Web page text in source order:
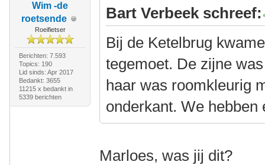
Wim -de
roetsende
Roeifietser
Berichten: 7.593
Topics: 190
Lid sinds: Apr 2017
Bedankt: 3655
11215 x bedankt in
5339 berichten
Bart Verbeek schreef:
Bij de Ketelbrug
tegemoet. De zijne
haar was roomkleurig
onderkant. We hebben
Marloes, was jij dit?